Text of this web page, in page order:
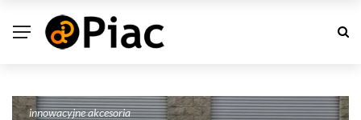
innowacyjne akcesoria